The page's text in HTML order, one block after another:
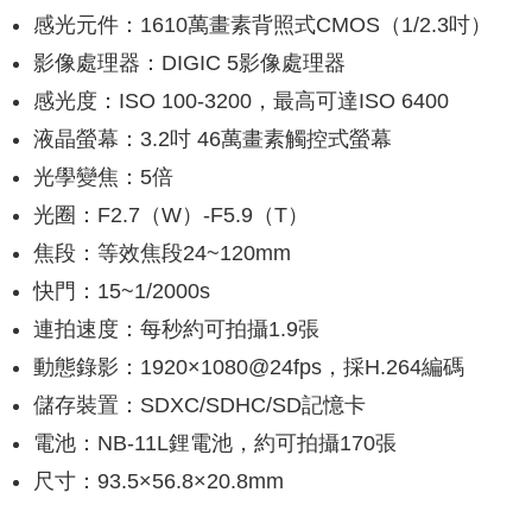
感光元件：1610萬畫素背照式CMOS（1/2.3吋）
影像處理器：DIGIC 5影像處理器
感光度：ISO 100-3200，最高可達ISO 6400
液晶螢幕：3.2吋 46萬畫素觸控式螢幕
光學變焦：5倍
光圈：F2.7（W）-F5.9（T）
焦段：等效焦段24~120mm
快門：15~1/2000s
連拍速度：每秒約可拍攝1.9張
動態錄影：1920×1080@24fps，採H.264編碼
儲存裝置：SDXC/SDHC/SD記憶卡
電池：NB-11L鋰電池，約可拍攝170張
尺寸：93.5×56.8×20.8mm